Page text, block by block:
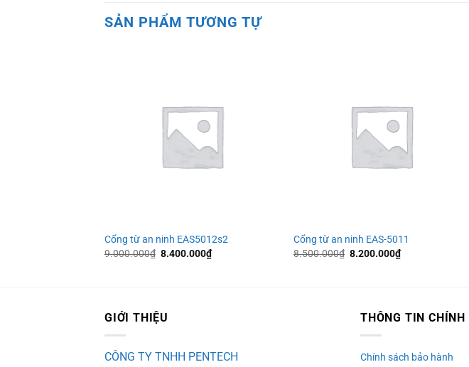
SẢN PHẨM TƯƠNG TỰ
Cổng từ an ninh EAS5012s2
9.000.000₫ Giá
8.400.000₫Giá
hiện
Cổng từ an ninh EAS-5011
8.500.000₫ Giá
8.200.000₫Giá
hiện
GIỚI THIỆU
CÔNG TY TNHH PENTECH
THÔNG TIN CHÍNH
Chính sách bảo hành